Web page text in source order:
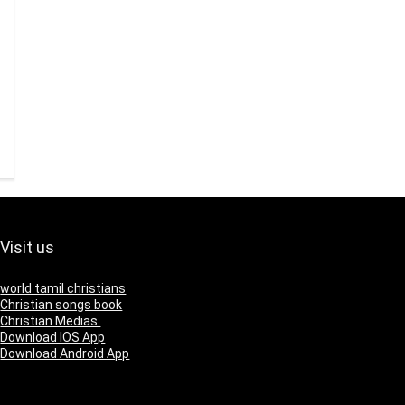
Visit us
world tamil christians
Christian songs book
Christian Medias
Download IOS App
Download Android App